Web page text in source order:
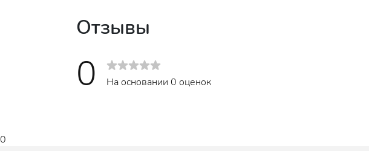
Отзывы
0 На основании 0 оценок
0